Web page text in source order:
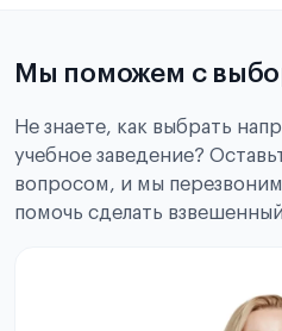
Мы поможем с
Не знаете, как выбрать
учебное заведение?
вопросом, и мы
помочь сделать